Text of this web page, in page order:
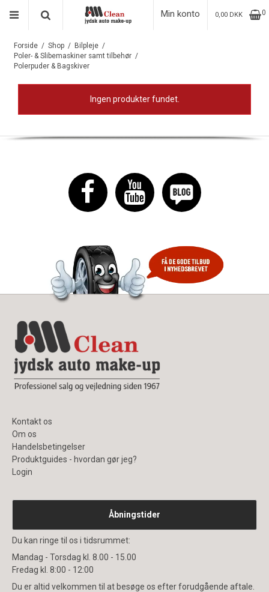
Min konto 0,00 DKK 0
Forside / Shop / Bilpleje /
Poler- & Slibemaskiner samt tilbehør /
Polerpuder & Bagskiver
Ingen produkter fundet.
Kontakt os
Om os
Handelsbetingelser
Produktguides - hvordan gør jeg?
Login
Åbningstider
Du kan ringe til os i tidsrummet:
Mandag - Torsdag kl. 8.00 - 15.00
Fredag kl. 8:00 - 12:00
Du er altid velkommen til at besøge os efter forudgående aftale.